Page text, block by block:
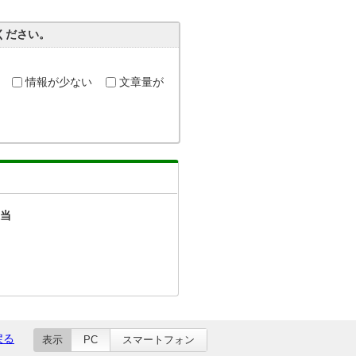
さい。
情報が少ない 文章量が
る 表示 PC スマートフォン